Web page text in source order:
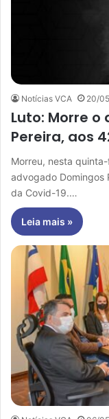
Notícias VCA 20/
Luto: Morre
Pereira, aos
Morreu, nesta
advogado Domingos
da Covid-19.…
Leia mais »